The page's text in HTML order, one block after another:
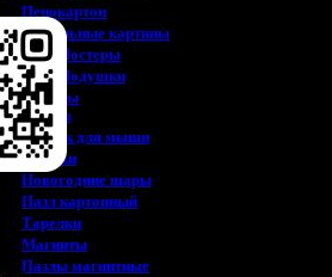
Пенокартон
Модульные картины
ФотоПостеры
ФотоПодушки
Значки
Коврик для мыши
Кружки
Новогодние шары
Пазл картонный
Тарелки
Магниты
Пазлы магнитные